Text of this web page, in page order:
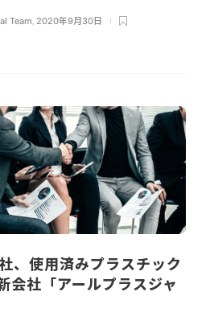
Team, 2020年9月30日
、使用済みプラスチック
会社「アールプラスジャ